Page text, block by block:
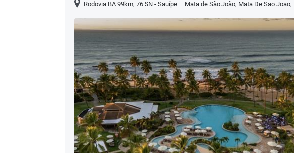
Rodovia BA 99km, 76 SN - Sauípe – Mata de São João, Mata De Sao Joao,